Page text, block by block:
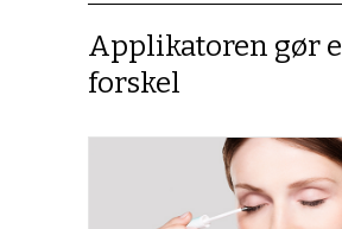
Applikatoren gør
forskel